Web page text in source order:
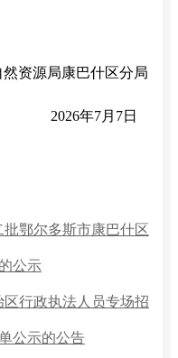
资源局康巴什区分局
2026年7月7日
批鄂尔多斯市康巴什区
公示
区行政执法人员专场招
公示的公告